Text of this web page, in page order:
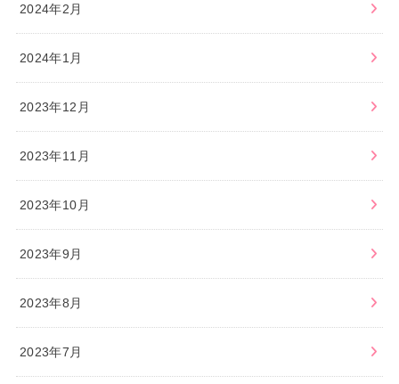
2024年2月
2024年1月
2023年12月
2023年11月
2023年10月
2023年9月
2023年8月
2023年7月